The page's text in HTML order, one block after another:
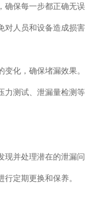
保每一步都正确无
人员和设备造成损
化，确保堵漏效果。
测试、泄漏量检测
并处理潜在的泄漏
定期更换和保养。